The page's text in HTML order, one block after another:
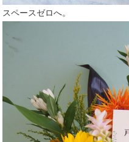
スペースゼロへ。